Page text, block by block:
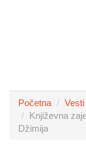
Početna Vesti
Književna
Džimija